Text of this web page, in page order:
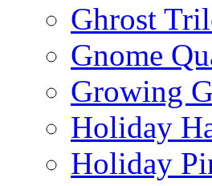
Ghrost
Gnome
Growing
Holiday
Holiday